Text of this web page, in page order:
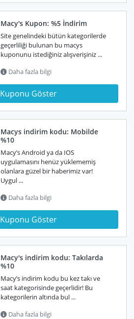
Macy's Kupon: %5 İndirim
Site genelindeki bütün kategorilerde
geçerliliği bulunan bu macys
kuponunu istediğiniz alışverişiniz ...
Daha fazla bilgi
Kuponu Göster
Macys indirim kodu: Mobilde
%10
Macy’s Android ya da IOS
uygulamasını henüz yüklememiş
olanlara güzel bir haberimiz var!
Uygul ...
Daha fazla bilgi
Kuponu Göster
Macy's indirim kodu: Takılarda
%10
Macy’s indirim kodu bu kez takı ve
saat kategorisinde geçerlidir! Bu
kategorilerin altında bul ...
Daha fazla bilgi